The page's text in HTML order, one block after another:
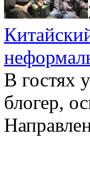
В гостях
блогер,